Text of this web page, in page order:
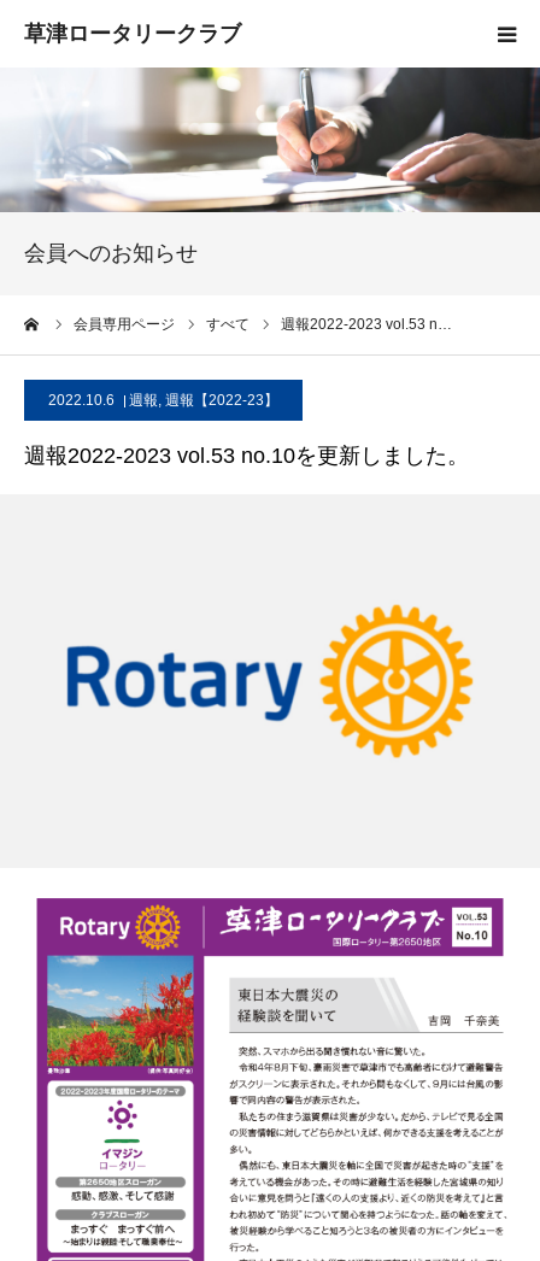
会員へのお知らせ
会員専用ページ すべて 週報2022-2023 vol.53 n…
2022.10.6 週報, 週報【2022-23】
週報2022-2023 vol.53 no.10を更新しました。
クラブ概要
入会案内
活動報告
お問い合わせ